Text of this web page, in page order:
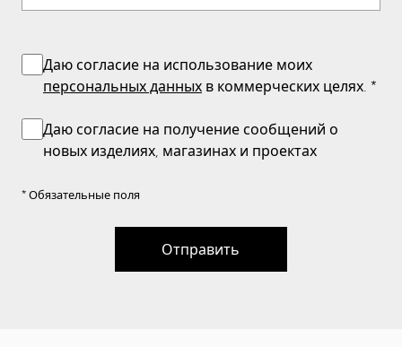
Даю согласие на использование моих
персональных данных в коммерческих целях. *
Даю согласие на получение сообщений о
новых изделиях, магазинах и проектах
* Обязательные поля
Отправить